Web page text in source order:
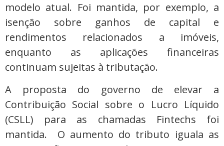
modelo atual. Foi mantida, por exemplo, a
isenção sobre ganhos de capital e
rendimentos relacionados a imóveis,
enquanto as aplicações financeiras
continuam sujeitas à tributação.
A proposta do governo de elevar a
Contribuição Social sobre o Lucro Líquido
(CSLL) para as chamadas Fintechs foi
mantida. O aumento do tributo iguala as